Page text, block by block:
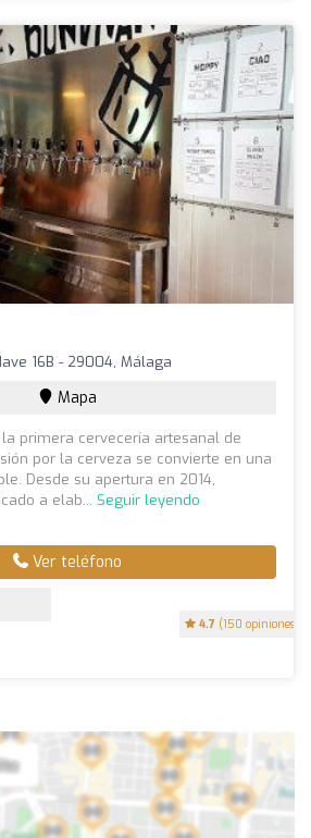
4.7 (150 opiniones)
16B - 29004, Málaga
Mapa
la primera cervecería artesanal de
por la cerveza se convierte en una
Desde su apertura en 2014,
a elab... Seguir leyendo
Ver teléfono